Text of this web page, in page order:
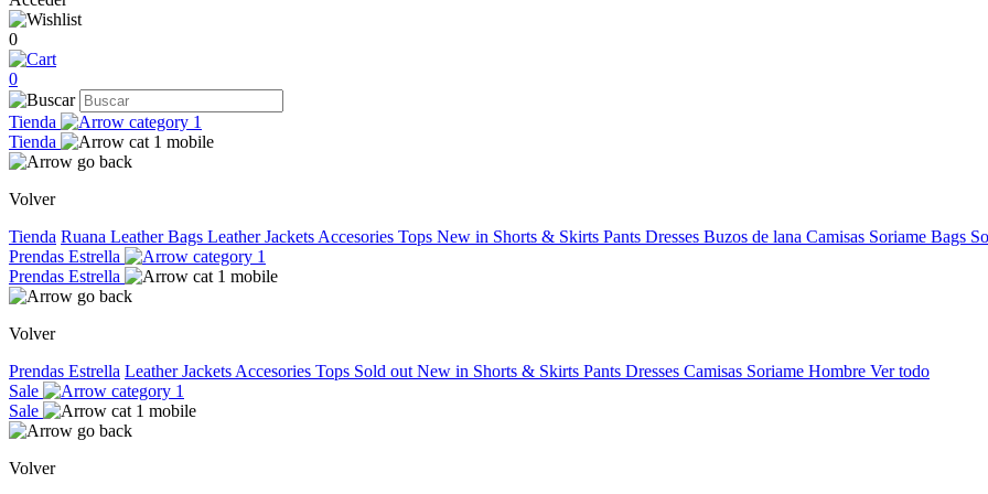
0
0
Tienda
Tienda
Volver
Tienda Ruana Leather Bags Leather Jackets Accesories Tops New in Shorts & Skirts Pants Dresses Buzos de lana Camisas Soriame Bags
Prendas Estrella
Prendas Estrella
Volver
Prendas Estrella Leather Jackets Accesories Tops Sold out New in Shorts & Skirts Pants Dresses Camisas Soriame Hombre Ver todo
Sale
Sale
Volver